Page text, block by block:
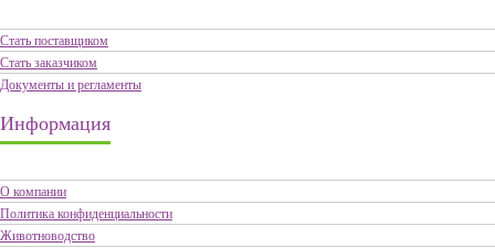
Стать поставщиком
Стать заказчиком
Документы и регламенты
Информация
О компании
Политика конфиденциальности
Животноводство